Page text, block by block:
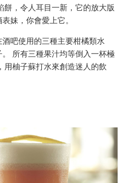
餅，令人耳目一新，它的放大版
妹，你會愛上它。
吧使用的三種主要柑橘類水
所有三種果汁均等倒入一杯極
用柚子蘇打水來創造迷人的飲